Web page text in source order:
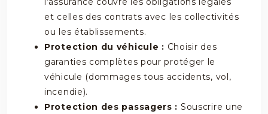
et celles des contrats avec les collectivités
ou les établissements.
Protection du véhicule : Choisir des
garanties complètes pour protéger le
véhicule (dommages tous accidents, vol,
incendie).
Protection des passagers : Souscrire une